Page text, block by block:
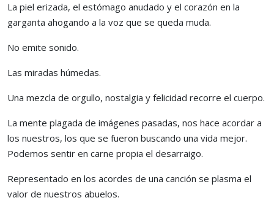
La piel erizada, el estómago anudado y el corazón en la
garganta ahogando a la voz que se queda muda.
No emite sonido.
Las miradas húmedas.
Una mezcla de orgullo, nostalgia y felicidad recorre el cuerpo.
La mente plagada de imágenes pasadas, nos hace acordar a
los nuestros, los que se fueron buscando una vida mejor.
Podemos sentir en carne propia el desarraigo.
Representado en los acordes de una canción se plasma el
valor de nuestros abuelos.